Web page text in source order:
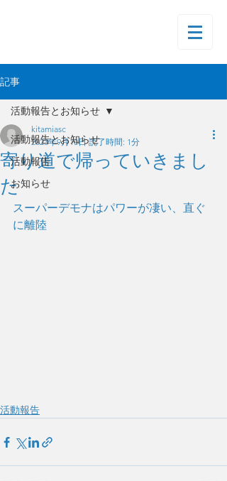
記事
活動報告とお知らせ
活動報告
お知らせ
活動報告とお知らせ
寄り道で帰っていきまし
た
kitamiasc
2023年9月10日 読了時間: 1分
スーパーデモナはパワーが凄い、直ぐ
に離陸
活動報告